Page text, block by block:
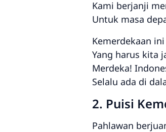
Kami berjanji
Untuk masa
Kemerdekaan
Yang harus kita
Merdeka!
Selalu ada di
2. Puisi
Pahlawan